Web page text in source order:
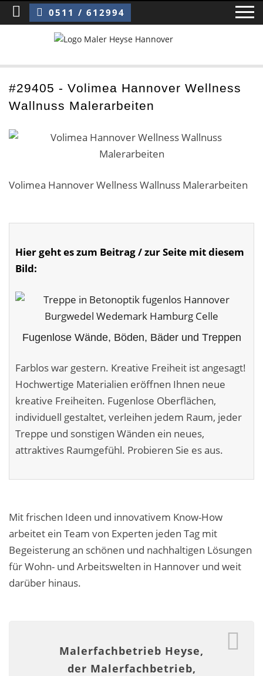
Sie sind hier:Volimea Hannover Wellness Wallnuss Malerarbeiten
0511 / 612994
Home
Blog
Über uns ›
Mitarbeiter / Das Team
Stellenangebote: Maler-Facharbeiter gesucht
Stellenangebot: Backoffice Manager/in
Betonoptik
Bodenbeläge & Designböden
Business Feng-Shui
Der gesunde Raum
Fassadensanierung
Fugenlos
Kalkkind-Fachbetrieb – Sumpfkalk-Oberflächen
Tapezierarbeiten
#29405 - Volimea Hannover Wellness
Wallnuss Malerarbeiten
Volimea Hannover Wellness Wallnuss Malerarbeiten
Hier geht es zum Beitrag / zur Seite mit diesem
Bild:
Fugenlose Wände, Böden, Bäder und Treppen
Farblos war gestern. Kreative Freiheit ist angesagt!
Hochwertige Materialien eröffnen Ihnen neue
kreative Freiheiten. Fugenlose Oberflächen,
individuell gestaltet, verleihen jedem Raum, jeder
Treppe und sonstigen Wänden ein neues,
attraktives Raumgefühl. Probieren Sie es aus.
Mit frischen Ideen und innovativem Know-How
arbeitet ein Team von Experten jeden Tag mit
Begeisterung an schönen und nachhaltigen Lösungen
für Wohn- und Arbeitswelten in Hannover und weit
darüber hinaus.
Malerfachbetrieb Heyse,
der Malerfachbetrieb,